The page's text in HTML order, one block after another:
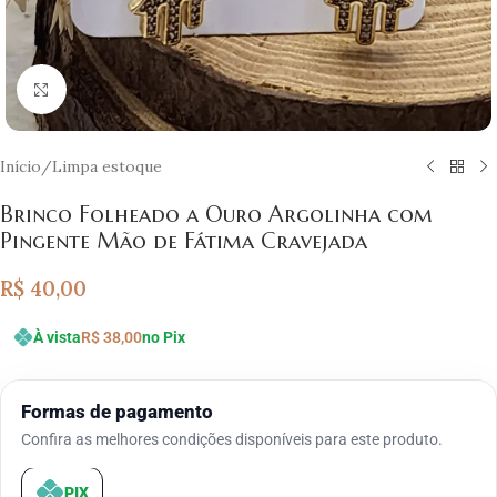
Clique para ampliar
Início/Limpa estoque
Brinco Folheado a Ouro Argolinha com
Pingente Mão de Fátima Cravejada
R$ 40,00
À vistaR$38,00no Pix
Formas de pagamento
Confira as melhores condições disponíveis para este produto.
PIX